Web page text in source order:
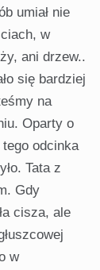
umiał nie
w
ani drzew..
się bardziej
na
Oparty o
odcinka
Tata z
Gdy
cisza, ale
w